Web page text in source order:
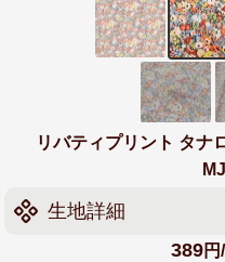
リバティプリント タナ
生地詳細
389円